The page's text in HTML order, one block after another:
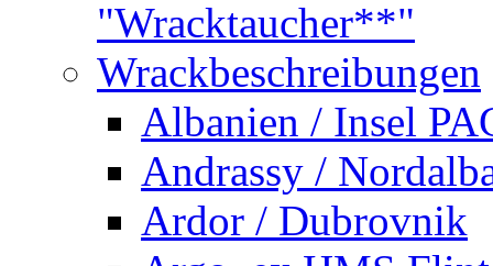
"Wracktaucher**"
Wrackbeschreibungen
Albanien / Insel
Andrassy /
Ardor / Dubrovnik